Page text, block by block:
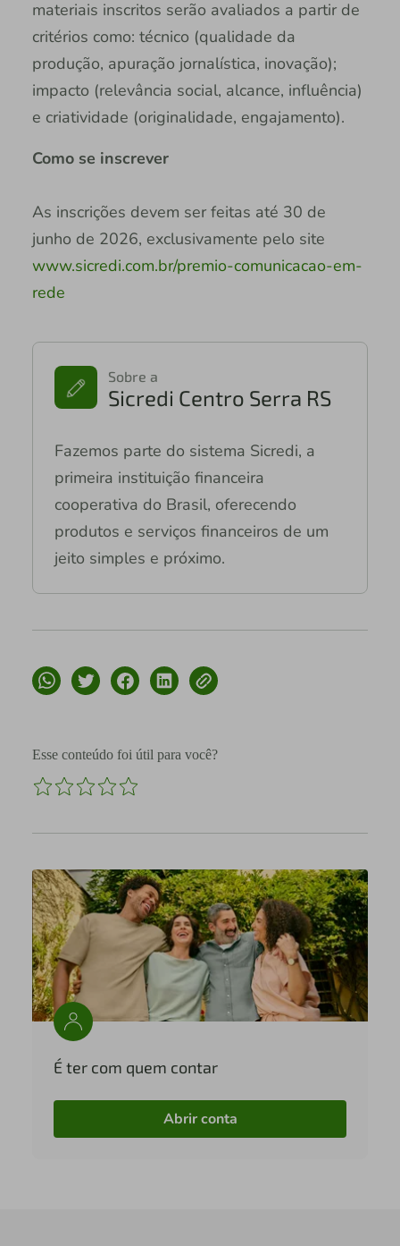
materiais inscritos serão avaliados a partir de
critérios como: técnico (qualidade da
produção, apuração jornalística, inovação);
impacto (relevância social, alcance, influência)
e criatividade (originalidade, engajamento).
Como se inscrever
As inscrições devem ser feitas até 30 de
junho de 2026, exclusivamente pelo site
www.sicredi.com.br/premio-comunicacao-em-
rede
Sobre a
Sicredi Centro Serra RS
Fazemos parte do sistema Sicredi, a
primeira instituição financeira
cooperativa do Brasil, oferecendo
produtos e serviços financeiros de um
jeito simples e próximo.
Esse conteúdo foi útil para você?
É ter com quem contar
Abrir conta